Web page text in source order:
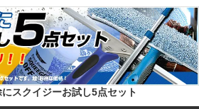
迷惑をお掛けしますが、今後とも
店GreenJapanを宜しくお願い致
ーーーーーーーーーーーーーーー
ーーーーーーーー
スクイジーお試し5点セット